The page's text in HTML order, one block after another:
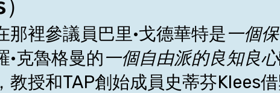
那裡參議員巴里·戈德華特是一個
·克魯格曼的一個自由派的良知良心
教授和TAP創始成員史蒂芬Klees